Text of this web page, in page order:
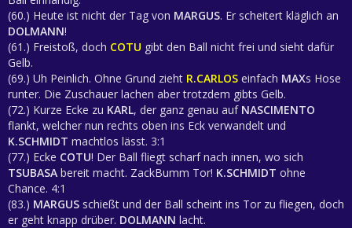
(60.) Heute ist nicht der Tag von MARGUS. Er scheitert kläglich an
DOLMANN!
(61.) Freistoß, doch COTU gibt den Ball nicht frei und sieht dafür
Gelb.
(69.) Uh Peinlich. Ohne Grund zieht R.CARLOS einfach MAXs Hose
runter. Die Zuschauer lachen aber trotzdem gibts Gelb.
(72.) Kurze Ecke zu KARL, der ganz genau auf NASCIMENTO
flankt, welcher nun rechts oben ins Eck verwandelt und
K.SCHMIDT machtlos lässt. 3:1
(77.) Ecke COTU! Der Ball fliegt scharf nach innen, wo sich
TSUBASA bereit macht. ZackBumm Tor! K.SCHMIDT ohne
Chance. 4:1
(83.) MARGUS schießt und der Ball scheint ins Tor zu fliegen, doch
er geht knapp drüber. DOLMANN lacht.